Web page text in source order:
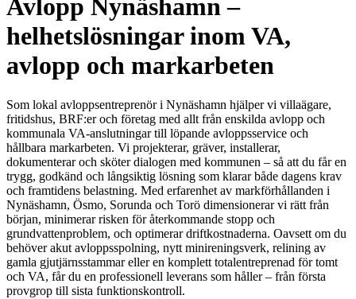
Avlopp Nynäshamn –
helhetslösningar inom VA,
avlopp och markarbeten
Som lokal avloppsentreprenör i Nynäshamn hjälper vi villaägare,
fritidshus, BRF:er och företag med allt från enskilda avlopp och
kommunala VA-anslutningar till löpande avloppsservice och
hållbara markarbeten. Vi projekterar, gräver, installerar,
dokumenterar och sköter dialogen med kommunen – så att du får en
trygg, godkänd och långsiktig lösning som klarar både dagens krav
och framtidens belastning. Med erfarenhet av markförhållanden i
Nynäshamn, Ösmo, Sorunda och Torö dimensionerar vi rätt från
början, minimerar risken för återkommande stopp och
grundvattenproblem, och optimerar driftkostnaderna. Oavsett om du
behöver akut avloppsspolning, nytt minireningsverk, relining av
gamla gjutjärnsstammar eller en komplett totalentreprenad för tomt
och VA, får du en professionell leverans som håller – från första
provgrop till sista funktionskontroll.